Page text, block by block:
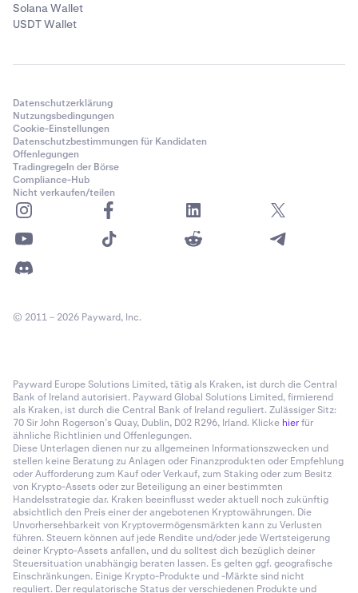
Solana Wallet
USDT Wallet
Datenschutzerklärung
Nutzungsbedingungen
Cookie-Einstellungen
Datenschutzbestimmungen für Kandidaten
Offenlegungen
Tradingregeln der Börse
Compliance-Hub
Nicht verkaufen/teilen
© 2011 – 2026 Payward, Inc.
Payward Europe Solutions Limited, tätig als Kraken, ist durch die Central
Bank of Ireland autorisiert. Payward Global Solutions Limited, firmierend
als Kraken, ist durch die Central Bank of Ireland reguliert. Zulässiger Sitz:
70 Sir John Rogerson’s Quay, Dublin, D02 R296, Irland. Klicke hierfür
ähnliche Richtlinien und Offenlegungen.
Diese Unterlagen dienen nur zu allgemeinen Informationszwecken und
stellen keine Beratung zu Anlagen oder Finanzprodukten oder Empfehlung
oder Aufforderung zum Kauf oder Verkauf, zum Staking oder zum Besitz
von Krypto-Assets oder zur Beteiligung an einer bestimmten
Handelsstrategie dar. Kraken beeinflusst weder aktuell noch zukünftig
absichtlich den Preis einer der angebotenen Kryptowährungen. Die
Unvorhersehbarkeit von Kryptovermögensmärkten kann zu Verlusten
führen. Steuern können auf jede Rendite und/oder jede Wertsteigerung
deiner Krypto-Assets anfallen, und du solltest dich bezüglich deiner
Steuersituation unabhängig beraten lassen. Es gelten ggf. geografische
Einschränkungen. Einige Krypto-Produkte und -Märkte sind nicht
reguliert. Der regulatorische Status der verschiedenen Produkte und